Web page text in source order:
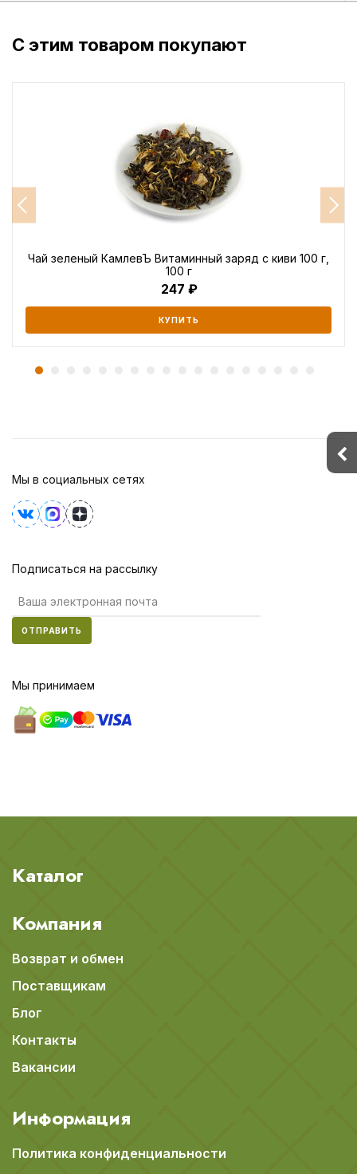
С этим товаром покупают
Чай зеленый КамлевЪ Витаминный заряд с киви 100 г,
100 г
247
КУПИТЬ
Мы в социальных сетях
Подписаться на рассылку
ОТПРАВИТЬ
Мы принимаем
Каталог
Компания
Возврат и обмен
Поставщикам
Блог
Контакты
Вакансии
Информация
Политика конфиденциальности